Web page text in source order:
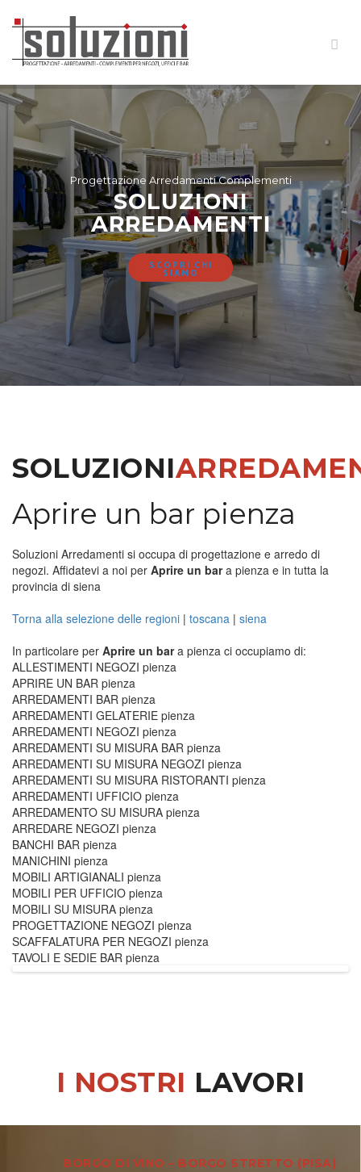
Progettazione Arredamenti Complementi
SOLUZIONI
ARREDAMENTI
SCOPRI CHI
SIAMO
SOLUZIONI
Aprire un bar pienza
Soluzioni Arredamenti si occupa di progettazione e arredo di
negozi. Affidatevi a noi per Aprire un bara pienza e in tutta la
provincia di siena
Torna alla selezione delle regioni | toscana | siena
In particolare per Aprire un bara pienza ci occupiamo di:
ALLESTIMENTI NEGOZI pienza
APRIRE UN BAR pienza
ARREDAMENTI BAR pienza
ARREDAMENTI GELATERIE pienza
ARREDAMENTI NEGOZI pienza
ARREDAMENTI SU MISURA BAR pienza
ARREDAMENTI SU MISURA NEGOZI pienza
ARREDAMENTI SU MISURA RISTORANTI pienza
ARREDAMENTI UFFICIO pienza
ARREDAMENTO SU MISURA pienza
ARREDARE NEGOZI pienza
BANCHI BAR pienza
MANICHINI pienza
MOBILI ARTIGIANALI pienza
MOBILI PER UFFICIO pienza
MOBILI SU MISURA pienza
PROGETTAZIONE NEGOZI pienza
SCAFFALATURA PER NEGOZI pienza
TAVOLI E SEDIE BAR pienza
I NOSTRI LAVORI
BORGO DI VINO – BORGO STRETTO (PISA)